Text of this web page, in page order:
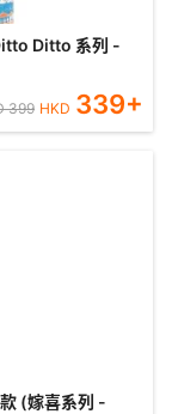
Ditto 系列 -
399 HKD 339+
(嫁喜系列 -